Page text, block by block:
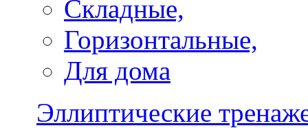
Складные,
Горизонтальные,
Для дома
Эллиптические